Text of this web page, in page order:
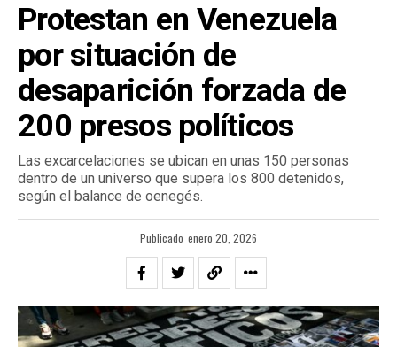
Protestan en Venezuela
por situación de
desaparición forzada de
200 presos políticos
Las excarcelaciones se ubican en unas 150 personas
dentro de un universo que supera los 800 detenidos,
según el balance de oenegés.
Publicado enero 20, 2026